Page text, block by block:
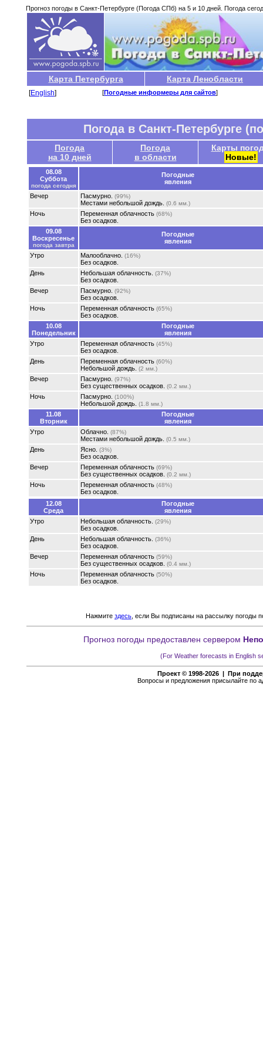
Прогноз погоды в Санкт-Петербурге (Погода СПб) на 5 и 10 дней. Погода
Карта Петербурга Карта Ленобласти
[English] [Погодные информеры для сайтов]
Погода в Санкт-Петербурге
Погода
на 10 дней
Погода
в области
Карты
Новые!
08.08
Суббота
погода сегодня
Погодные
явления
Вечер
Пасмурно. (99%)
Местами небольшой дождь. (0.6 мм.)
Ночь Переменная облачность (68%)
Без осадков.
09.08
Воскресенье
погода завтра
Погодные
явления
Утро
Малооблачно. (16%)
Без осадков.
День
Небольшая облачность. (37%)
Без осадков.
Вечер
Пасмурно. (92%)
Без осадков.
Ночь
Переменная облачность (65%)
Без осадков.
10.08
Понедельник
Погодные
явления
Утро
Переменная облачность (45%)
Без осадков.
День
Переменная облачность (60%)
Небольшой дождь. (2 мм.)
Вечер Пасмурно. (97%)
Без существенных осадков. (0.2 мм.)
Ночь Пасмурно. (100%)
Небольшой дождь. (1.8 мм.)
11.08
Вторник
Погодные
явления
Утро
Облачно. (87%)
Местами небольшой дождь. (0.5 мм.)
День Ясно. (3%)
Без осадков.
Вечер
Переменная облачность (69%)
Без существенных осадков. (0.2 мм.)
Ночь Переменная облачность (48%)
Без осадков.
12.08
Среда
Погодные
явления
Утро
Небольшая облачность. (29%)
Без осадков.
День
Небольшая облачность. (36%)
Без осадков.
Вечер
Переменная облачность (59%)
Без существенных осадков. (0.4 мм.)
Ночь Переменная облачность (50%)
Без осадков.
Нажмите здесь , если Вы подписаны на рассылку погоды
Прогноз погоды предоставлен сервером
(For Weather forecasts in English
Проект © 1998-2026 | При
Вопросы и предложения присылайте по